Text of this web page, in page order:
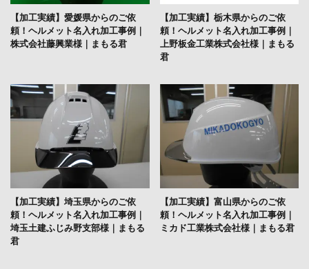
【加工実績】愛媛県からのご依
頼！ヘルメット名入れ加工事例｜
株式会社藤興業様｜まもる君
【加工実績】栃木県からのご依
頼！ヘルメット名入れ加工事例｜
上野板金工業株式会社様｜まもる
君
【加工実績】埼玉県からのご依
頼！ヘルメット名入れ加工事例｜
埼玉土建ふじみ野支部様｜まもる
君
【加工実績】富山県からのご依
頼！ヘルメット名入れ加工事例｜
ミカド工業株式会社様｜まもる君